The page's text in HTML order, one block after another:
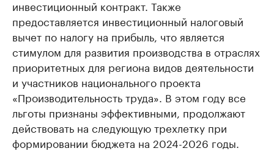
инвестиционный контракт. Также
предоставляется инвестиционный налоговый
вычет по налогу на прибыль, что является
стимулом для развития производства в отраслях
приоритетных для региона видов деятельности
и участников национального проекта
«Производительность труда». В этом году все
льготы признаны эффективными, продолжают
действовать на следующую трехлетку при
формировании бюджета на 2024-2026 годы.